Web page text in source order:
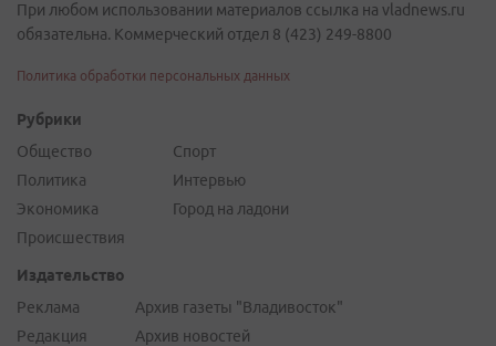
При любом использовании материалов ссылка на vladnews.ru
обязательна. Коммерческий отдел 8 (423) 249-8800
Политика обработки персональных данных
Рубрики
Общество
Политика
Экономика
Происшествия
Спорт
Интервью
Город на ладони
Издательство
Реклама
Редакция
Архив газеты "Владивосток"
Архив новостей